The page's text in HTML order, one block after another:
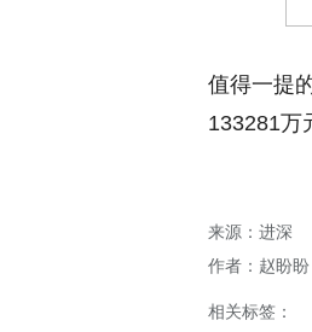
值得一提
133281万
来源：进深
作者：赵盼盼
相关标签：